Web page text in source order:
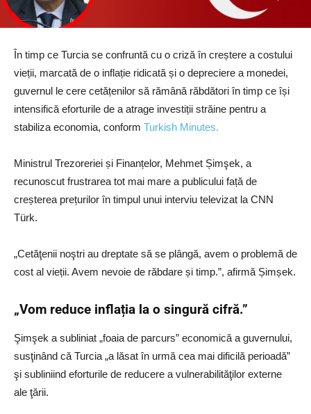
În timp ce Turcia se confruntă cu o criză în creștere a costului
vieții, marcată de o inflație ridicată și o depreciere a monedei,
guvernul le cere cetățenilor să rămână răbdători în timp ce își
intensifică eforturile de a atrage investiții străine pentru a
stabiliza economia, conform Turkish Minutes.
Ministrul Trezoreriei și Finanțelor, Mehmet Șimşek, a
recunoscut frustrarea tot mai mare a publicului față de
creșterea prețurilor în timpul unui interviu televizat la CNN
Türk.
„Cetăţenii noştri au dreptate să se plângă, avem o problemă de
cost al vieții. Avem nevoie de răbdare și timp.”, afirmă Șimșek.
„Vom reduce inflația la o singură cifră.”
Şimşek a subliniat „foaia de parcurs” economică a guvernului,
susţinând că Turcia „a lăsat în urmă cea mai dificilă perioadă”
şi subliniind eforturile de reducere a vulnerabilităţilor externe
ale ţării.